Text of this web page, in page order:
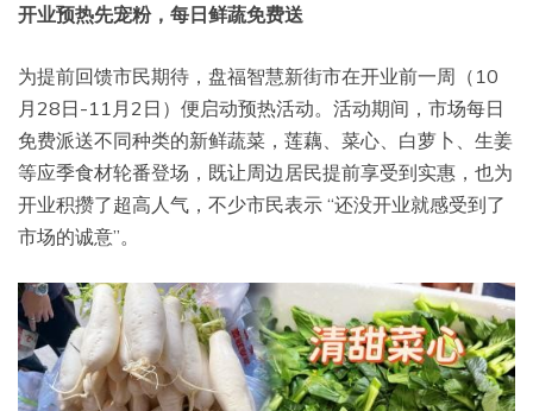
开业预热先宠粉，每日鲜蔬免费送
为提前回馈市民期待，盘福智慧新街市在开业前一周（10
月28日-11月2日）便启动预热活动。活动期间，市场每日
免费派送不同种类的新鲜蔬菜，莲藕、菜心、白萝卜、生姜
等应季食材轮番登场，既让周边居民提前享受到实惠，也为
开业积攒了超高人气，不少市民表示 “还没开业就感受到了
市场的诚意”。